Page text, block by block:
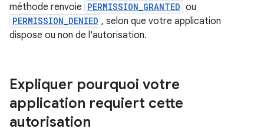
méthode renvoie PERMISSION_GRANTED ou
PERMISSION_DENIED , selon que votre application
dispose ou non de l'autorisation.
Expliquer pourquoi votre
application requiert cette
autorisation